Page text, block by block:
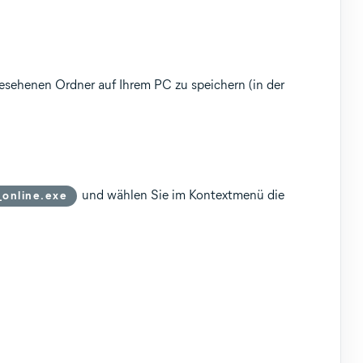
Update, 32-/64-Bit
Ordner auf Ihrem PC zu speichern (in der
und wählen Sie im Kontextmenü die